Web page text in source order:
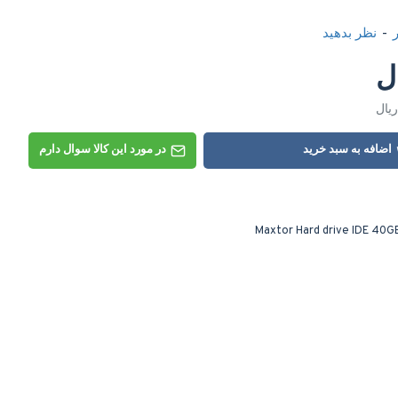
- نظر بدهید
اضافه به سبد خرید در مورد این کالا سوال دارم